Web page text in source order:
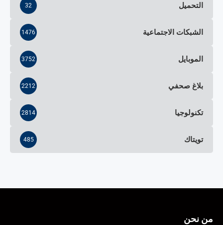
التحميل 32
الشبكات الاجتماعية 1476
الموبايل 3752
بلاغ صحفي 2212
تكنولوجيا 2814
تويتاك 485
من نحن